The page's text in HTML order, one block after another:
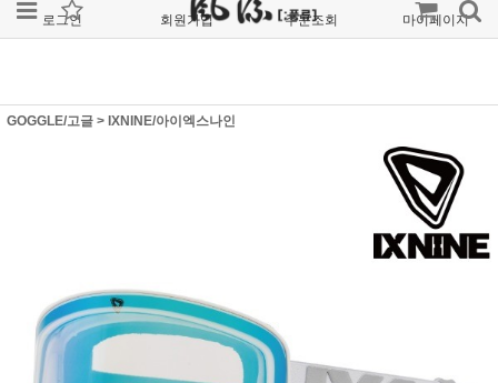
로그인 회원가입 주문조회 마이페이지
GOGGLE/고글 > IXNINE/아이엑스나인